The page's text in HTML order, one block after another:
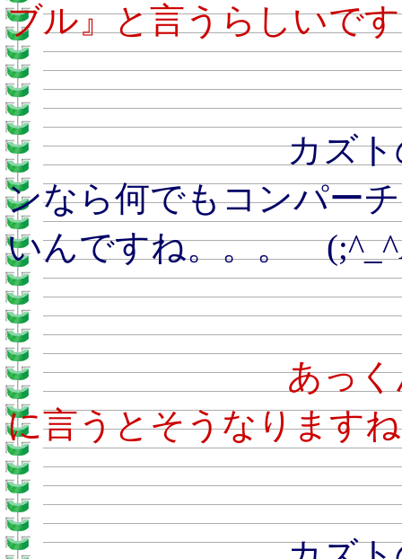
ブル』と言うらしいで
カズトのおと
ンなら何でもコンパー
いんですね。。。
あ
に言うとそうなります